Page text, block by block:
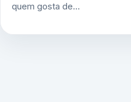
quem gosta de…